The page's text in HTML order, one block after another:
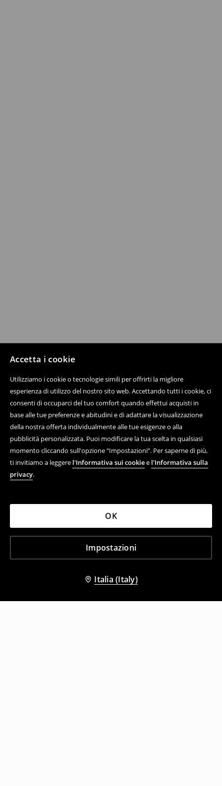
Accetta i cookie
Utilizziamo i cookie o tecnologie simili per offrirti la migliore
esperienza di utilizzo del nostro sito web. Accettando tutti i cookie, ci
consenti di occuparci del tuo comfort quando effettui acquisti in
base alle tue preferenze e abitudini e di adattare la visualizzazione
della nostra offerta individualmente alle tue esigenze o alla
pubblicità personalizzata. Puoi modificare la tua scelta in qualsiasi
momento cliccando sull'opzione “Impostazioni”. Per saperne di più,
ti invitiamo a leggere l'Informativa sui cookiee l'Informativa sulla
privacy.
Impostazioni
OK
Italia (Italy)